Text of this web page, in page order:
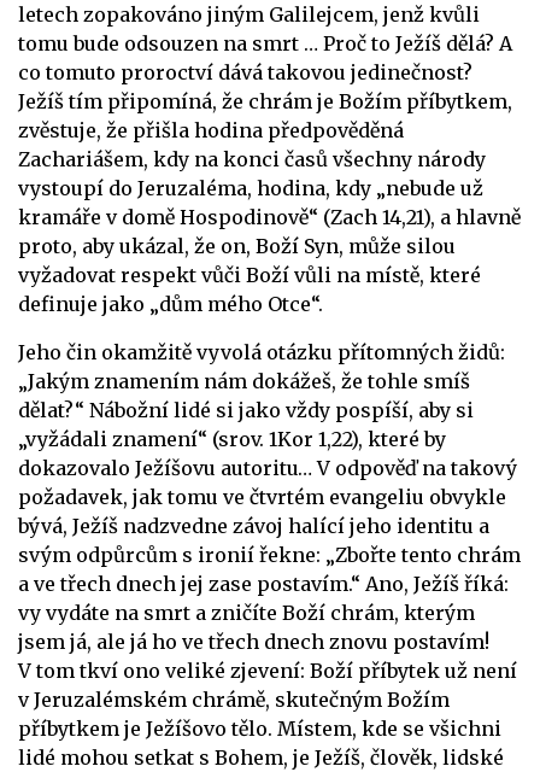
letech zopakováno jiným Galilejcem, jenž kvůli
tomu bude odsouzen na smrt … Proč to Ježíš dělá? A
co tomuto proroctví dává takovou jedinečnost?
Ježíš tím připomíná, že chrám je Božím příbytkem,
zvěstuje, že přišla hodina předpověděná
Zachariášem, kdy na konci časů všechny národy
vystoupí do Jeruzaléma, hodina, kdy „nebude už
kramáře v domě Hospodinově“ (Zach 14,21), a hlavně
proto, aby ukázal, že on, Boží Syn, může silou
vyžadovat respekt vůči Boží vůli na místě, které
definuje jako „dům mého Otce“.
Jeho čin okamžitě vyvolá otázku přítomných židů:
„Jakým znamením nám dokážeš, že tohle smíš
dělat?“ Nábožní lidé si jako vždy pospíší, aby si
„vyžádali znamení“ (srov. 1Kor 1,22), které by
dokazovalo Ježíšovu autoritu… V odpověď na takový
požadavek, jak tomu ve čtvrtém evangeliu obvykle
bývá, Ježíš nadzvedne závoj halící jeho identitu a
svým odpůrcům s ironií řekne: „Zbořte tento chrám
a ve třech dnech jej zase postavím.“ Ano, Ježíš říká:
vy vydáte na smrt a zničíte Boží chrám, kterým
jsem já, ale já ho ve třech dnech znovu postavím!
V tom tkví ono veliké zjevení: Boží příbytek už není
v Jeruzalémském chrámě, skutečným Božím
příbytkem je Ježíšovo tělo. Místem, kde se všichni
lidé mohou setkat s Bohem, je Ježíš, člověk, lidské